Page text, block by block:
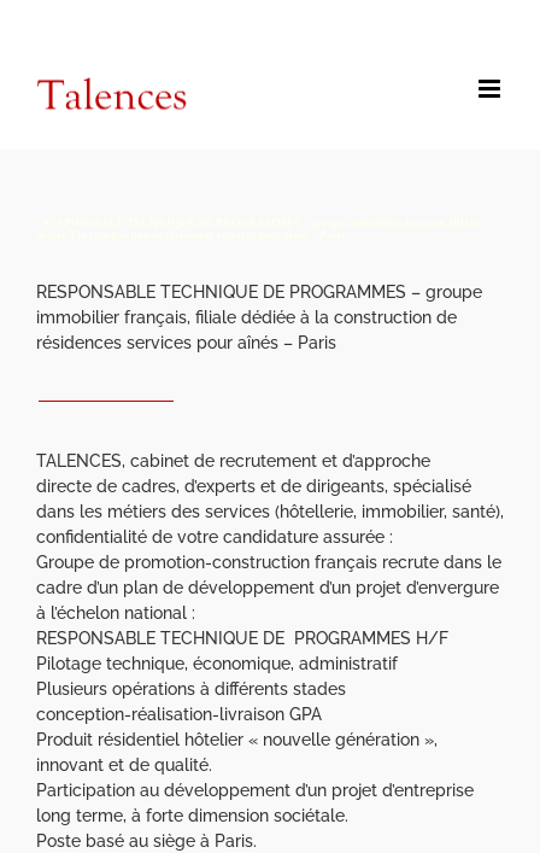
contenu
RESPONSABLE TECHNIQUE DE PROGRAMMES – groupe
immobilier français, filiale dédiée à la construction de
résidences services pour aînés – Paris
TALENCES, cabinet de recrutement et d’approche
directe de cadres, d’experts et de dirigeants, spécialisé
dans les métiers des services (hôtellerie, immobilier, santé),
confidentialité de votre candidature assurée :
Groupe de promotion-construction français recrute dans le
cadre d’un plan de développement d’un projet d’envergure
à l’échelon national :
RESPONSABLE TECHNIQUE DE PROGRAMMES H/F
Pilotage technique, économique, administratif
Plusieurs opérations à différents stades
conception-réalisation-livraison GPA
Produit résidentiel hôtelier « nouvelle génération »,
innovant et de qualité.
Participation au développement d’un projet d’entreprise
long terme, à forte dimension sociétale.
Poste basé au siège à Paris.